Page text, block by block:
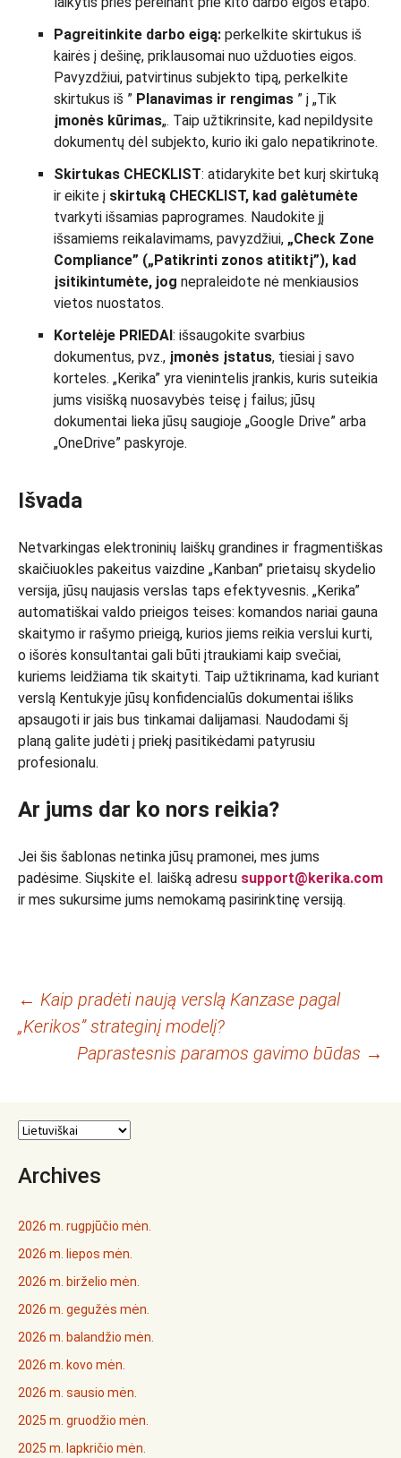
Pagreitinkite darbo eigą: perkelkite skirtukus iš
kairės į dešinę, priklausomai nuo užduoties eigos.
Pavyzdžiui, patvirtinus subjekto tipą, perkelkite
skirtukus iš ” Planavimas ir rengimas ” į „Tik
įmonės kūrimas„. Taip užtikrinsite, kad nepildysite
dokumentų dėl subjekto, kurio iki galo nepatikrinote.
Skirtukas CHECKLIST: atidarykite bet kurį skirtuką
ir eikite į skirtuką CHECKLIST, kad galėtumėte
tvarkyti išsamias paprogrames. Naudokite jį
išsamiems reikalavimams, pavyzdžiui, „Check Zone
Compliance” („Patikrinti zonos atitiktį”), kad
įsitikintumėte, jog nepraleidote nė menkiausios
vietos nuostatos.
Kortelėje PRIEDAI : išsaugokite svarbius
dokumentus, pvz., įmonės įstatus, tiesiai į savo
korteles. „Kerika” yra vienintelis įrankis, kuris suteikia
jums visišką nuosavybės teisę į failus; jūsų
dokumentai lieka jūsų saugioje „Google Drive” arba
„OneDrive” paskyroje.
Išvada
Netvarkingas elektroninių laiškų grandines ir fragmentiškas
skaičiuokles pakeitus vaizdine „Kanban” prietaisų skydelio
versija, jūsų naujasis verslas taps efektyvesnis. „Kerika”
automatiškai valdo prieigos teises: komandos nariai gauna
skaitymo ir rašymo prieigą, kurios jiems reikia verslui kurti,
o išorės konsultantai gali būti įtraukiami kaip svečiai,
kuriems leidžiama tik skaityti. Taip užtikrinama, kad kuriant
verslą Kentukyje jūsų konfidencialūs dokumentai išliks
apsaugoti ir jais bus tinkamai dalijamasi. Naudodami šį
planą galite judėti į priekį pasitikėdami patyrusiu
profesionalu.
Ar jums dar ko nors reikia?
Jei šis šablonas netinka jūsų pramonei, mes jums
padėsime. Siųskite el. laišką adresu support@kerika.com
ir mes sukursime jums nemokamą pasirinktinę versiją.
Įrašo
navigacija
← Kaip pradėti naują verslą Kanzase pagal
„Kerikos” strateginį modelį?
Paprastesnis paramos gavimo būdas →
Archives
2026 m. rugpjūčio mėn.
2026 m. liepos mėn.
2026 m. birželio mėn.
2026 m. gegužės mėn.
2026 m. balandžio mėn.
2026 m. kovo mėn.
2026 m. sausio mėn.
2025 m. gruodžio mėn.
2025 m. lapkričio mėn.